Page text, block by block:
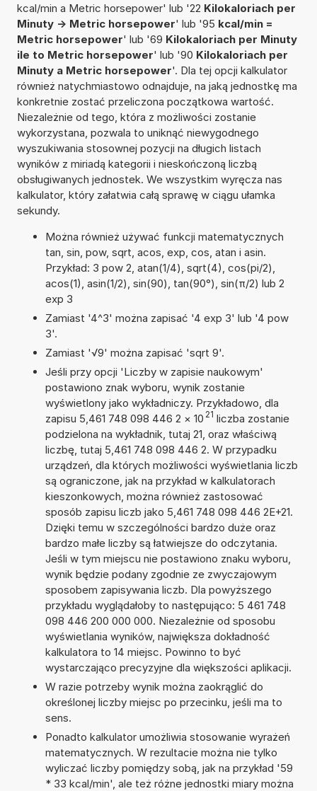
kcal/min a Metric horsepower' lub '22 Kilokaloriach per
Minuty -> Metric horsepower' lub '95 kcal/min =
Metric horsepower' lub '69 Kilokaloriach per Minuty
ile to Metric horsepower' lub '90 Kilokaloriach per
Minuty a Metric horsepower'. Dla tej opcji kalkulator
również natychmiastowo odnajduje, na jaką jednostkę ma
konkretnie zostać przeliczona początkowa wartość.
Niezależnie od tego, która z możliwości zostanie
wykorzystana, pozwala to uniknąć niewygodnego
wyszukiwania stosownej pozycji na długich listach
wyników z miriadą kategorii i nieskończoną liczbą
obsługiwanych jednostek. We wszystkim wyręcza nas
kalkulator, który załatwia całą sprawę w ciągu ułamka
sekundy.
Można również używać funkcji matematycznych
tan, sin, pow, sqrt, acos, exp, cos, atan i asin.
Przykład: 3 pow 2, atan(1/4), sqrt(4), cos(pi/2),
acos(1), asin(1/2), sin(90), tan(90°), sin(π/2) lub 2
exp 3
Zamiast '4^3' można zapisać '4 exp 3' lub '4 pow
3'.
Zamiast '√9' można zapisać 'sqrt 9'.
Jeśli przy opcji 'Liczby w zapisie naukowym'
postawiono znak wyboru, wynik zostanie
wyświetlony jako wykładniczy. Przykładowo, dla
zapisu 5,461 748 098 446 2 × 10 21 liczba zostanie
podzielona na wykładnik, tutaj 21, oraz właściwą
liczbę, tutaj 5,461 748 098 446 2. W przypadku
urządzeń, dla których możliwości wyświetlania liczb
są ograniczone, jak na przykład w kalkulatorach
kieszonkowych, można również zastosować
sposób zapisu liczb jako 5,461 748 098 446 2E+21.
Dzięki temu w szczególności bardzo duże oraz
bardzo małe liczby są łatwiejsze do odczytania.
Jeśli w tym miejscu nie postawiono znaku wyboru,
wynik będzie podany zgodnie ze zwyczajowym
sposobem zapisywania liczb. Dla powyższego
przykładu wyglądałoby to następująco: 5 461 748
098 446 200 000 000. Niezależnie od sposobu
wyświetlania wyników, największa dokładność
kalkulatora to 14 miejsc. Powinno to być
wystarczająco precyzyjne dla większości aplikacji.
W razie potrzeby wynik można zaokrąglić do
określonej liczby miejsc po przecinku, jeśli ma to
sens.
Ponadto kalkulator umożliwia stosowanie wyrażeń
matematycznych. W rezultacie można nie tylko
wyliczać liczby pomiędzy sobą, jak na przykład '59
* 33 kcal/min', ale też różne jednostki miary można